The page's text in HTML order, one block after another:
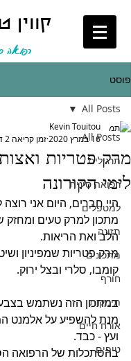
קווין
פוסט
All Posts
תרגילים
רפואה סינית
למטפלים
תזונה
מתכונים
חורף
תינוקות
אורח חיים
טיפים
All Posts
מרק פטריות
לימי הקורונה
Kevin Touitou
16 במרץ 2020
זמן קריאה 2 דקות
היי חברים, היום אני
מתכון למרק טעים
הלב ואת הריאות.
מרק פטריות שמפיניון
קומבו, סלרי ובצל ירוק.
במתכון הזה נשתמש בצבע
מנת להשפיע על אלמנט
ועץ - כבד.
בהסתכלות של הרפואה